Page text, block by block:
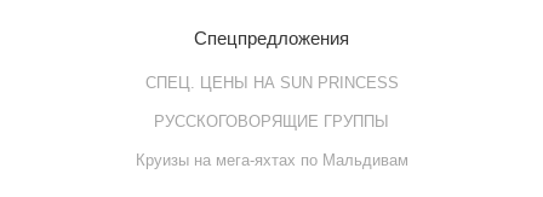
Спецпредложения
СПЕЦ. ЦЕНЫ НА SUN PRINCESS
РУССКОГОВОРЯЩИЕ ГРУППЫ
Круизы на мега-яхтах по Мальдивам